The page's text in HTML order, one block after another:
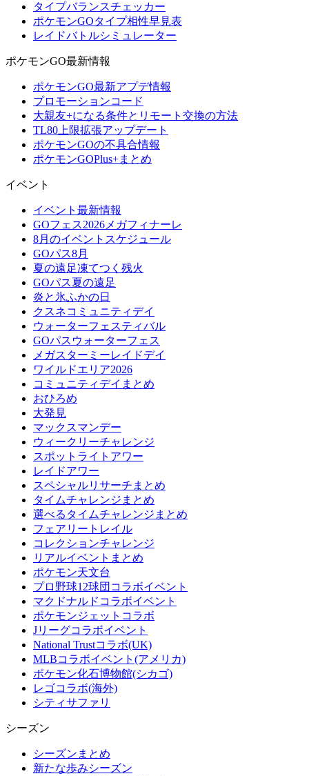
タイプバランスチェッカー
ポケモンGOタイプ相性早見表
レイドバトルシミュレーター
ポケモンGO最新情報
ポケモンGO最新アプデ情報
プロモーションコード
大親友+になる条件とリモート交換の方法
TL80上限拡張アップデート
ポケモンGOの不具合情報
ポケモンGOPlus+まとめ
イベント
イベント最新情報
GOフェス2026メガフィナーレ
8月のイベントスケジュール
GOパス8月
夏の遠足凍てつく残火
GOパス夏の遠足
炎と氷ふかの日
クスネコミュニティデイ
ウォーターフェスティバル
GOパスウォーターフェス
メガスターミーレイドデイ
ワイルドエリア2026
コミュニティデイまとめ
おひろめ
大発見
マックスマンデー
ウィークリーチャレンジ
スポットライトアワー
レイドアワー
スペシャルリサーチまとめ
タイムチャレンジまとめ
選べるタイムチャレンジまとめ
フェアリートレイル
コレクションチャレンジ
リアルイベントまとめ
ポケモン天文台
プロ野球12球団コラボイベント
マクドナルドコラボイベント
ポケモンジェットコラボ
Jリーグコラボイベント
National Trustコラボ(UK)
MLBコラボイベント(アメリカ)
ポケモン化石博物館(シカゴ)
レゴコラボ(海外)
シティサファリ
シーズン
シーズンまとめ
新たな歩みシーズン